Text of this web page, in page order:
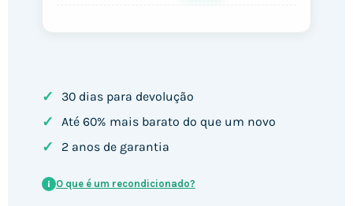
✓ 30 dias para devolução
✓ Até 60% mais barato do que um novo
✓ 2 anos de garantia
i O que é um recondicionado?